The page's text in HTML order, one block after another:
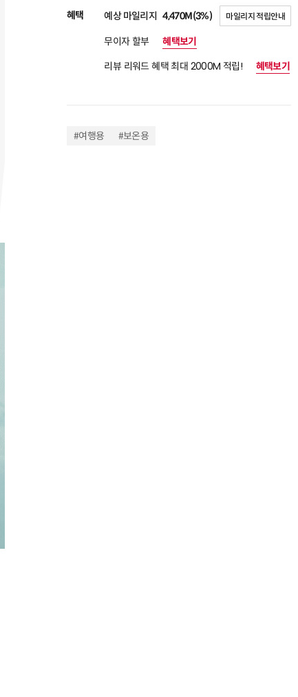
혜택 예상 마일리지 4,470M(3%) 마일리지 적립안내
무이자 할부
혜택보기
리뷰 리워드 혜택 최대 2000M 적립!
혜택보기
#여행용 #보온용